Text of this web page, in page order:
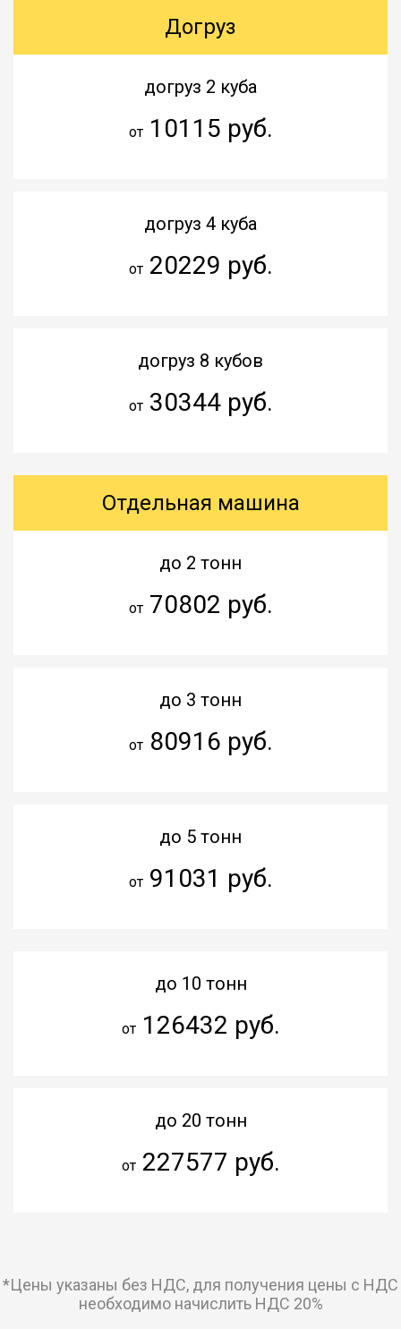
Догруз
догруз 2 куба
от10115 руб.
догруз 4 куба
от20229 руб.
догруз 8 кубов
от30344 руб.
Отдельная машина
до 2 тонн
от70802 руб.
до 3 тонн
от80916 руб.
до 5 тонн
от91031 руб.
до 10 тонн
от126432 руб.
до 20 тонн
от227577 руб.
*Цены указаны без НДС, для получения цены с НДС
необходимо начислить НДС 20%